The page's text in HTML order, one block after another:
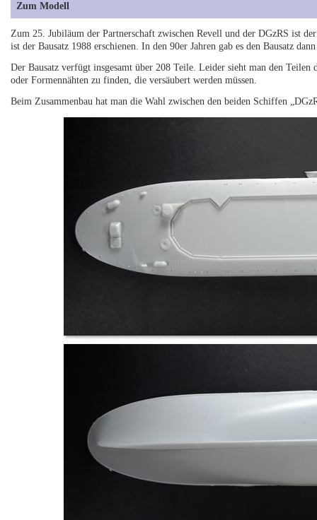
Zum Modell
Zum 25. Jubiläum der Partnerschaft zwischen Revell und der DGzRS ist
ist der Bausatz 1988 erschienen. In den 90er Jahren gab es den Bausatz
Der Bausatz verfügt insgesamt über 208 Teile. Leider sieht man den Teilen
oder Formennähten zu finden, die versäubert werden müssen.
Beim Zusammenbau hat man die Wahl zwischen den beiden Schiffen